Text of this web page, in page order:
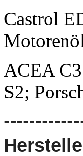
Castrol
Motorenöl
ACEA
S2;